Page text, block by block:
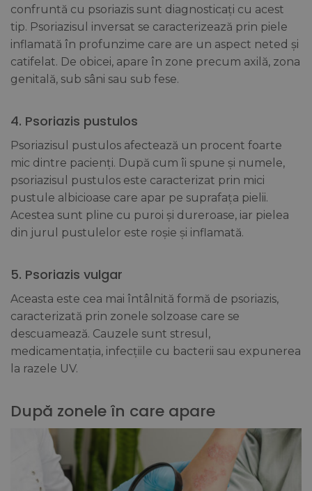
confruntă cu psoriazis sunt diagnosticați cu acest
tip. Psoriazisul inversat se caracterizează prin piele
inflamată în profunzime care are un aspect neted și
catifelat. De obicei, apare în zone precum axilă, zona
genitală, sub sâni sau sub fese.
4. Psoriazis pustulos
Psoriazisul pustulos afectează un procent foarte
mic dintre pacienți. După cum îi spune și numele,
psoriazisul pustulos este caracterizat prin mici
pustule albicioase care apar pe suprafața pielii.
Acestea sunt pline cu puroi și dureroase, iar pielea
din jurul pustulelor este roșie și inflamată.
5. Psoriazis vulgar
Aceasta este cea mai întâlnită formă de psoriazis,
caracterizată prin zonele solzoase care se
descuamează. Cauzele sunt stresul,
medicamentația, infecțiile cu bacterii sau expunerea
la razele UV.
După zonele în care apare